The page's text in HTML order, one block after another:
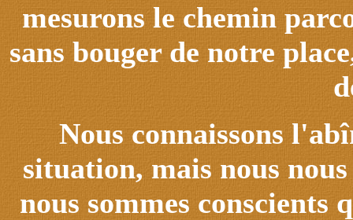
mesurons le chemin
sans bouger de notre
Nous connaissons
situation, mais nous
nous sommes conscients